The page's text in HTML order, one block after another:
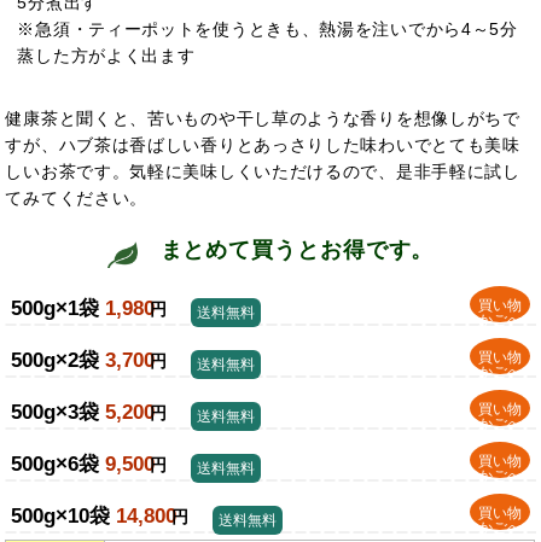
※急須・ティーポットを使うときも、熱湯を注いでから4～5分
蒸した方がよく出ます
健康茶と聞くと、苦いものや干し草のような香りを想像しがちで
すが、ハブ茶は香ばしい香りとあっさりした味わいでとても美味
しいお茶です。気軽に美味しくいただけるので、是非手軽に試し
てみてください。
まとめて買うとお得です。
500g×1袋 1,980円
買い物
かごへ
送料無料
500g×2袋 3,700円
買い物
かごへ
送料無料
500g×3袋 5,200円
買い物
かごへ
送料無料
500g×6袋 9,500円
買い物
かごへ
送料無料
500g×10袋 14,800円
買い物
かごへ
送料無料